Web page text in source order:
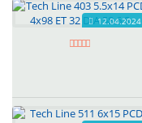
12.04.2024